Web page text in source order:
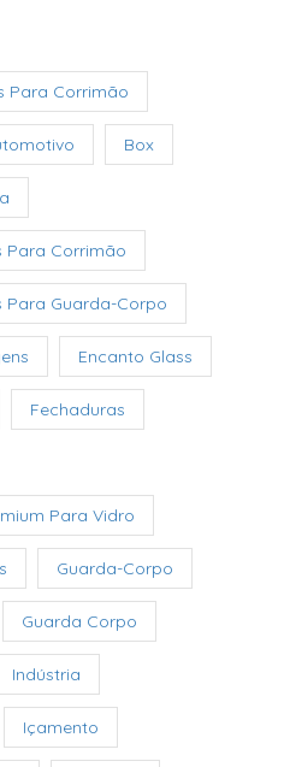
Para Corrimão
Box
Para Corrimão
Para Guarda-Corpo
Encanto Glass
Fechaduras
Para Vidro
Guarda-Corpo
Guarda Corpo
Indústria
Içamento